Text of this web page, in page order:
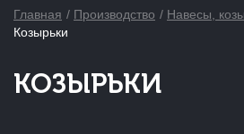
Главная Производство
Навесы,
Козырьки
КОЗЫРЬКИ